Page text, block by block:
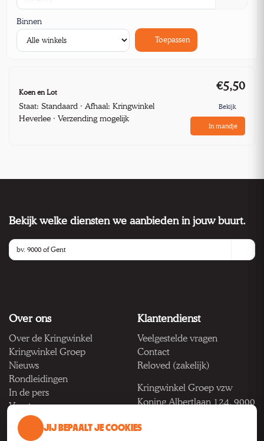
Binnen
Toepassen
Koen en Lot
Staat: Standaard · Afhaal: Kringwinkel
Heverlee · Verzending mogelijk
€5,50
Bekijk
In mandje
Bekijk welke diensten we aanbieden in jouw buurt.
Over ons
Over de Kringwinkel
Kringwinkel Groep
Nieuws
Rondleidingen
In de pers
Vacatures
Klantendienst
Veelgestelde vragen
Contact
Reloved (zakelijk)
Kringwinkel Groep vzw
Koning Albertlaan 124, 9000
BTW BE 1033.922.208
JIJ BEPAALT JE COOKIES